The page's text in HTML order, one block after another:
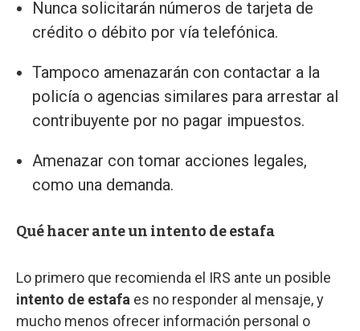
Nunca solicitarán números de tarjeta de
crédito o débito por vía telefónica.
Tampoco amenazarán con contactar a la
policía o agencias similares para arrestar al
contribuyente por no pagar impuestos.
Amenazar con tomar acciones legales,
como una demanda.
Qué hacer ante un intento de estafa
Lo primero que recomienda el IRS ante un posible
intento de estafa es no responder al mensaje, y
mucho menos ofrecer información personal o